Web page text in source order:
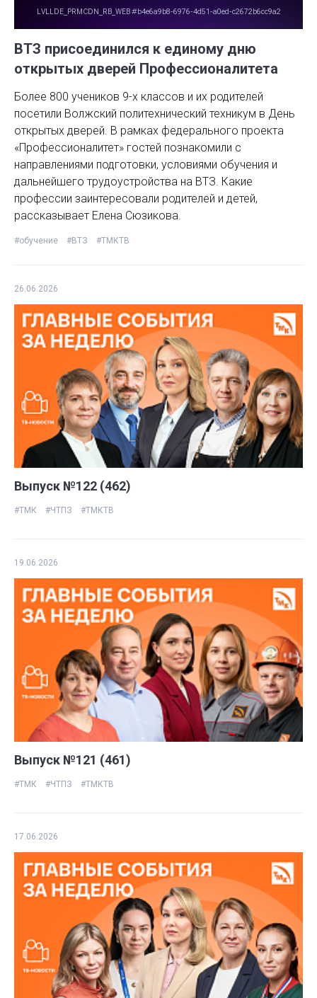
ВТЗ присоединился к единому дню
открытых дверей Профессионалитета
Более 800 учеников 9-х классов и их родителей
посетили Волжский политехнический техникум в День
открытых дверей. В рамках федерального проекта
«Профессионалитет» гостей познакомили с
направлениями подготовки, условиями обучения и
дальнейшего трудоустройства на ВТЗ. Какие
профессии заинтересовали родителей и детей,
рассказывает Елена Сюзикова.
#обучение #ВТЗ #ТМКТВ
26.06.2026
Выпуск №122 (462)
#ТМК #ЧТПЗ #ТМКТВ
19.06.2026
Выпуск №121 (461)
#ТМК #ЧТПЗ #ТМКТВ
17.06.2026